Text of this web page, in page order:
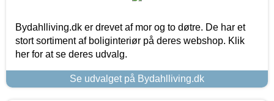
Bydahlliving.dk er drevet af mor og to døtre. De har et
stort sortiment af boliginteriør på deres webshop. Klik
her for at se deres udvalg.
Se udvalget på Bydahlliving.dk